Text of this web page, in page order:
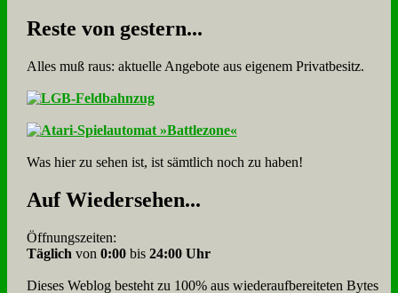
Re­ste von ge­stern...
Alles muß raus: aktuelle An­ge­bo­te aus eigenem Privatbesitz.
Was hier zu sehen ist, ist sämt­lich noch zu haben!
Auf Wie­der­se­hen...
Öffnungszeiten:
Täglich von 0:00bis 24:00 Uhr
Dieses Weblog besteht zu 100% aus wie­der­auf­bereite­ten Bytes